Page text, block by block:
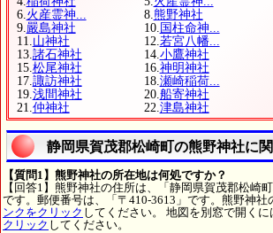
6.火産霊神... 8.熊野神社
9.嚴島神社 10. 国柱命神...
11.山神社 12.若宮八幡...
13.諸石神社 14.小鷹神社
15.松尾神社 16.神明神社
17.諏訪神社 18.瀬崎稲荷...
19.浅間神社 20.船寄神社
21.仲神社 22.津島神社
静岡県賀茂郡松崎町の熊野神社に
【質問1】熊野神社の所在地は何処ですか？
【回答1】熊野神社の住所は、「静岡県賀茂郡松崎
です。郵便番号は、「〒410-3613」です。熊野神社
ンクをクリック してください。 地図を別窓で開くに
クリック してください。